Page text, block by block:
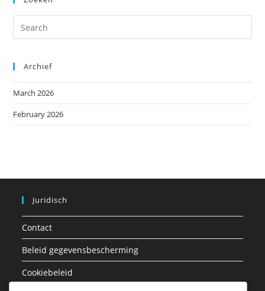
Archief
March 2026
February 2026
Juridisch
Contact
Beleid gegevensbescherming
Cookiebeleid